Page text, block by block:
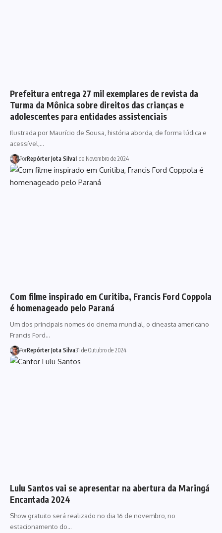
Prefeitura entrega 27 mil exemplares de revista da
Turma da Mônica sobre direitos das crianças e
adolescentes para entidades assistenciais
Ilustrada por Maurício de Sousa, história aborda, de forma lúdica e
acessível,…
PorRepórter Jota Silva1 de Novembro de 2024
Com filme inspirado em Curitiba, Francis Ford Coppola
é homenageado pelo Paraná
Um dos principais nomes do cinema mundial, o cineasta americano
Francis Ford…
PorRepórter Jota Silva31 de Outubro de 2024
Lulu Santos vai se apresentar na abertura da Maringá
Encantada 2024
Show gratuito será realizado no dia 16 de novembro, no
estacionamento do…